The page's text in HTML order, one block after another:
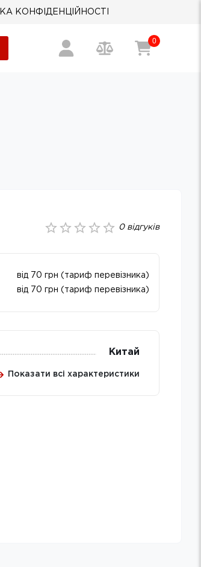
КОНФІДЕНЦІЙНОСТІ
0
0відгуків
від 70 грн (тариф перевізника)
від 70 грн (тариф перевізника)
Китай
Показати всі характеристики